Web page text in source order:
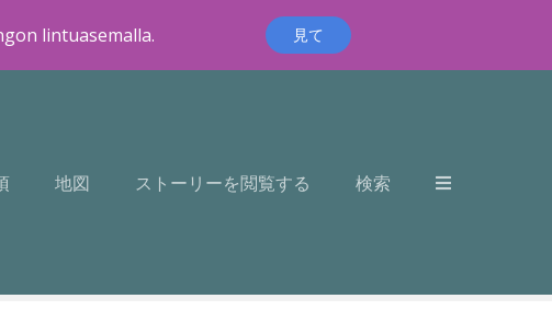
lintuasemalla. 見て
地図 ストーリーを閲覧する 検索